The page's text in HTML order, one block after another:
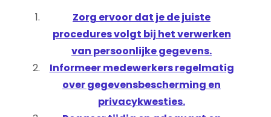
Zorg ervoor dat je de juiste
procedures volgt bij het verwerken
van persoonlijke gegevens.
Informeer medewerkers regelmatig
over gegevensbescherming en
privacykwesties.